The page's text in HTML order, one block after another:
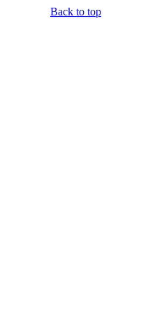
Back to top